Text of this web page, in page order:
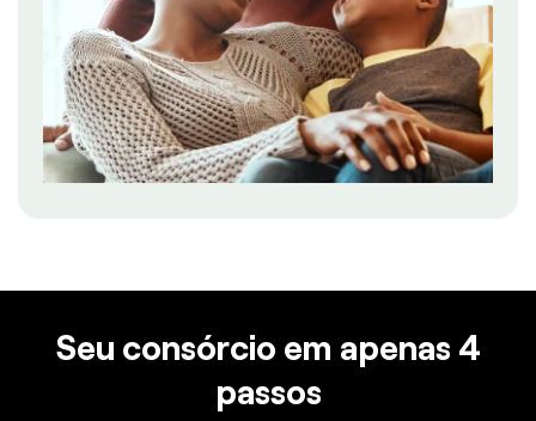
Seu consórcio em apenas 4
passos